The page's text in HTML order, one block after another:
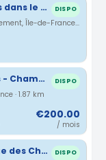
Parking au Coeur de Paris dans le 7eme arrondissement DISPO
36 Rue Fabert, Paris 7e Arrondissement, Île-de-France, France · 1.85 km
Parking au coeur de Paris - Champs Elysées DISPO
· 1.87 km
€200.00
/ mois
Place de parking à une rue des Champs Élysée DISPO